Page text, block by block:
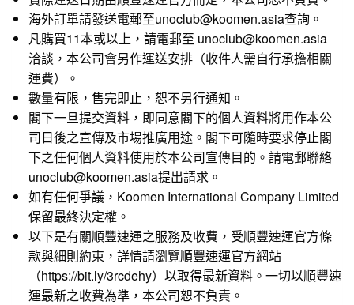
海外訂單請發送電郵至unoclub@koomen.asia查詢。
凡購買11本或以上，請電郵至 unoclub@koomen.asia
洽談，本公司會另作運送安排（收件人需自行承擔相關
運費）。
數量有限，售完即止，恕不另行通知。
閣下一旦提交資料，即同意閣下的個人資料將用作本公
司日後之宣傳及市場推廣用途。閣下可隨時要求停止閣
下之任何個人資料使用於本公司宣傳目的。請電郵聯絡
unoclub@koomen.asia提出請求。
如有任何爭議，Koomen International Company Limited
保留最終決定權。
以下是有關順豐速運之服務及收費，受順豐速運官方條
款與細則約束，詳情請瀏覽順豐速運官方網站
（https://bit.ly/3rcdehy）以取得最新資料。一切以順豐速
運最新之收費為準，本公司恕不負責。